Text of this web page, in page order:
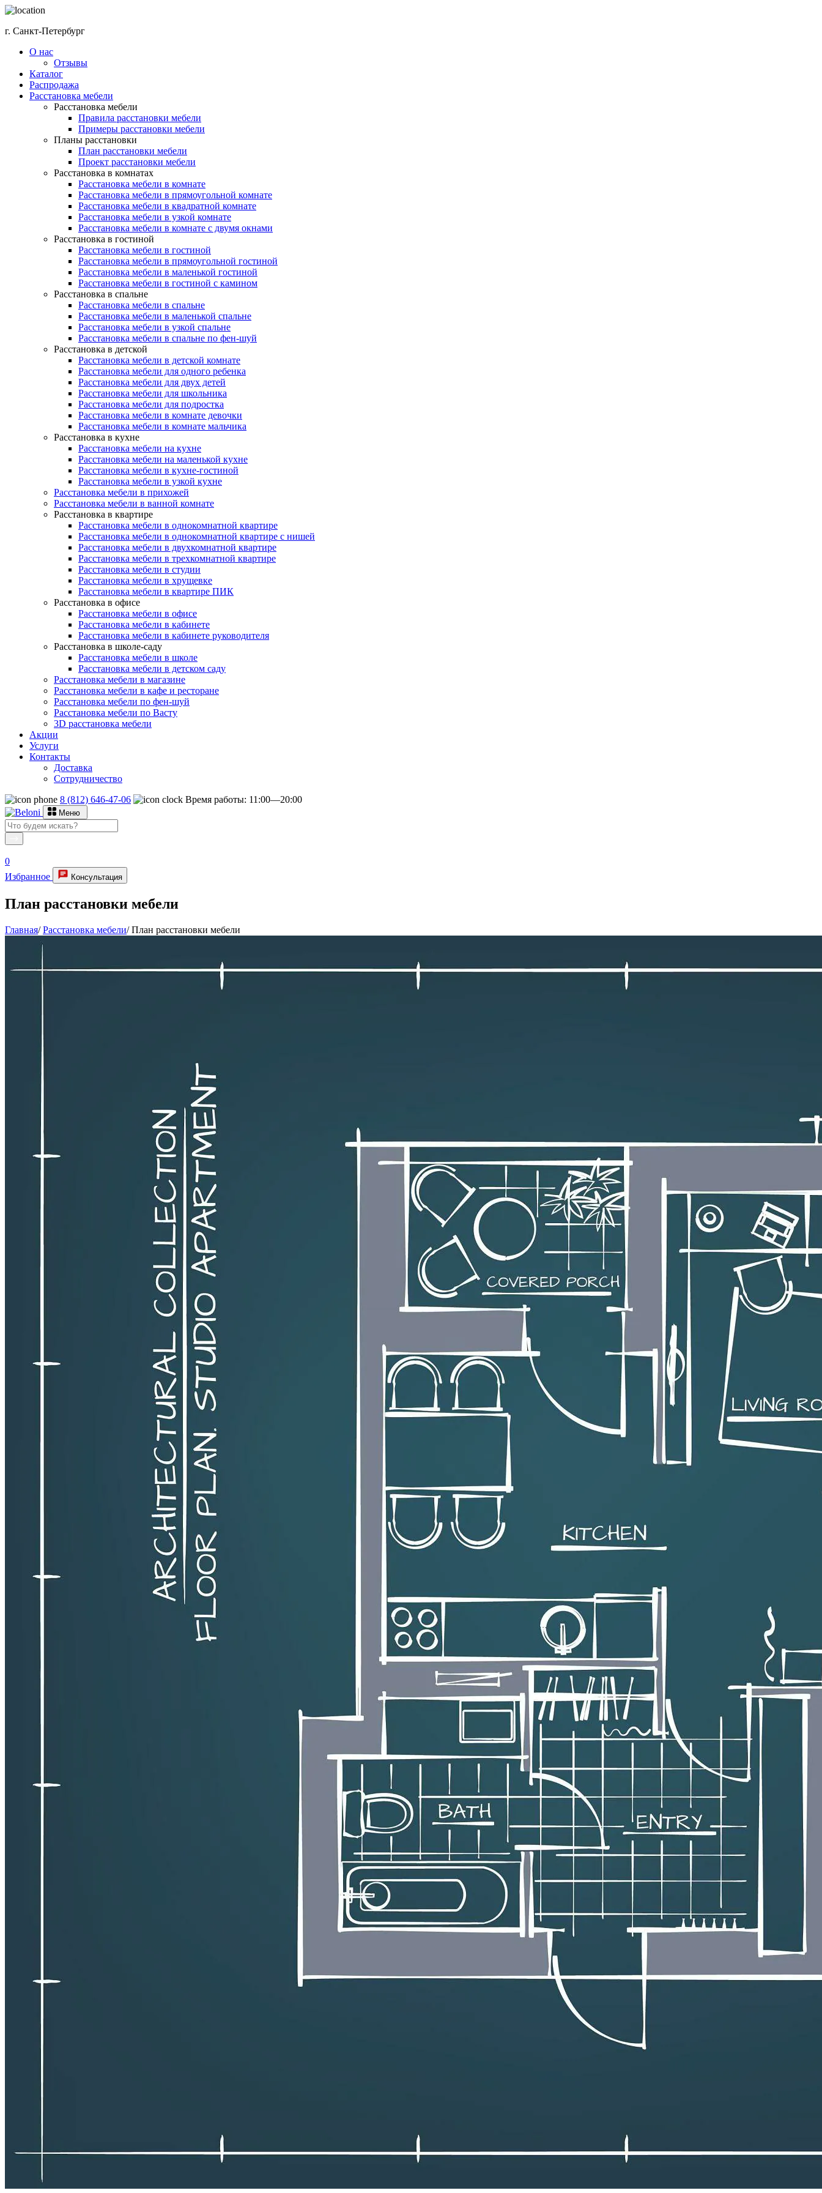
г. Санкт-Петербург
О нас
Отзывы
Каталог
Распродажа
Расстановка мебели
Расстановка мебели
Правила расстановки мебели
Примеры расстановки мебели
Планы расстановки
План расстановки мебели
Проект расстановки мебели
Расстановка в комнатах
Расстановка мебели в комнате
Расстановка мебели в прямоугольной комнате
Расстановка мебели в квадратной комнате
Расстановка мебели в узкой комнате
Расстановка мебели в комнате с двумя окнами
Расстановка в гостиной
Расстановка мебели в гостиной
Расстановка мебели в прямоугольной гостиной
Расстановка мебели в маленькой гостиной
Расстановка мебели в гостиной с камином
Расстановка в спальне
Расстановка мебели в спальне
Расстановка мебели в маленькой спальне
Расстановка мебели в узкой спальне
Расстановка мебели в спальне по фен-шуй
Расстановка в детской
Расстановка мебели в детской комнате
Расстановка мебели для одного ребенка
Расстановка мебели для двух детей
Расстановка мебели для школьника
Расстановка мебели для подростка
Расстановка мебели в комнате девочки
Расстановка мебели в комнате мальчика
Расстановка в кухне
Расстановка мебели на кухне
Расстановка мебели на маленькой кухне
Расстановка мебели в кухне-гостиной
Расстановка мебели в узкой кухне
Расстановка мебели в прихожей
Расстановка мебели в ванной комнате
Расстановка в квартире
Расстановка мебели в однокомнатной квартире
Расстановка мебели в однокомнатной квартире с нишей
Расстановка мебели в двухкомнатной квартире
Расстановка мебели в трехкомнатной квартире
Расстановка мебели в студии
Расстановка мебели в хрущевке
Расстановка мебели в квартире ПИК
Расстановка в офисе
Расстановка мебели в офисе
Расстановка мебели в кабинете
Расстановка мебели в кабинете руководителя
Расстановка в школе-саду
Расстановка мебели в школе
Расстановка мебели в детском саду
Расстановка мебели в магазине
Расстановка мебели в кафе и ресторане
Расстановка мебели по фен-шуй
Расстановка мебели по Васту
3D расстановка мебели
Акции
Услуги
Контакты
Доставка
Сотрудничество
8 (812) 646-47-06
Время работы: 11:00—20:00
Меню
0
Избранное
Консультация
План расстановки мебели
Главная/ Расстановка мебели/ План расстановки мебели